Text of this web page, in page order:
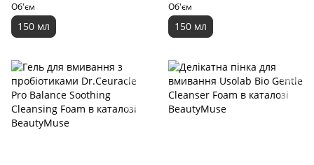
Об'єм
150 мл
Об'єм
150 мл